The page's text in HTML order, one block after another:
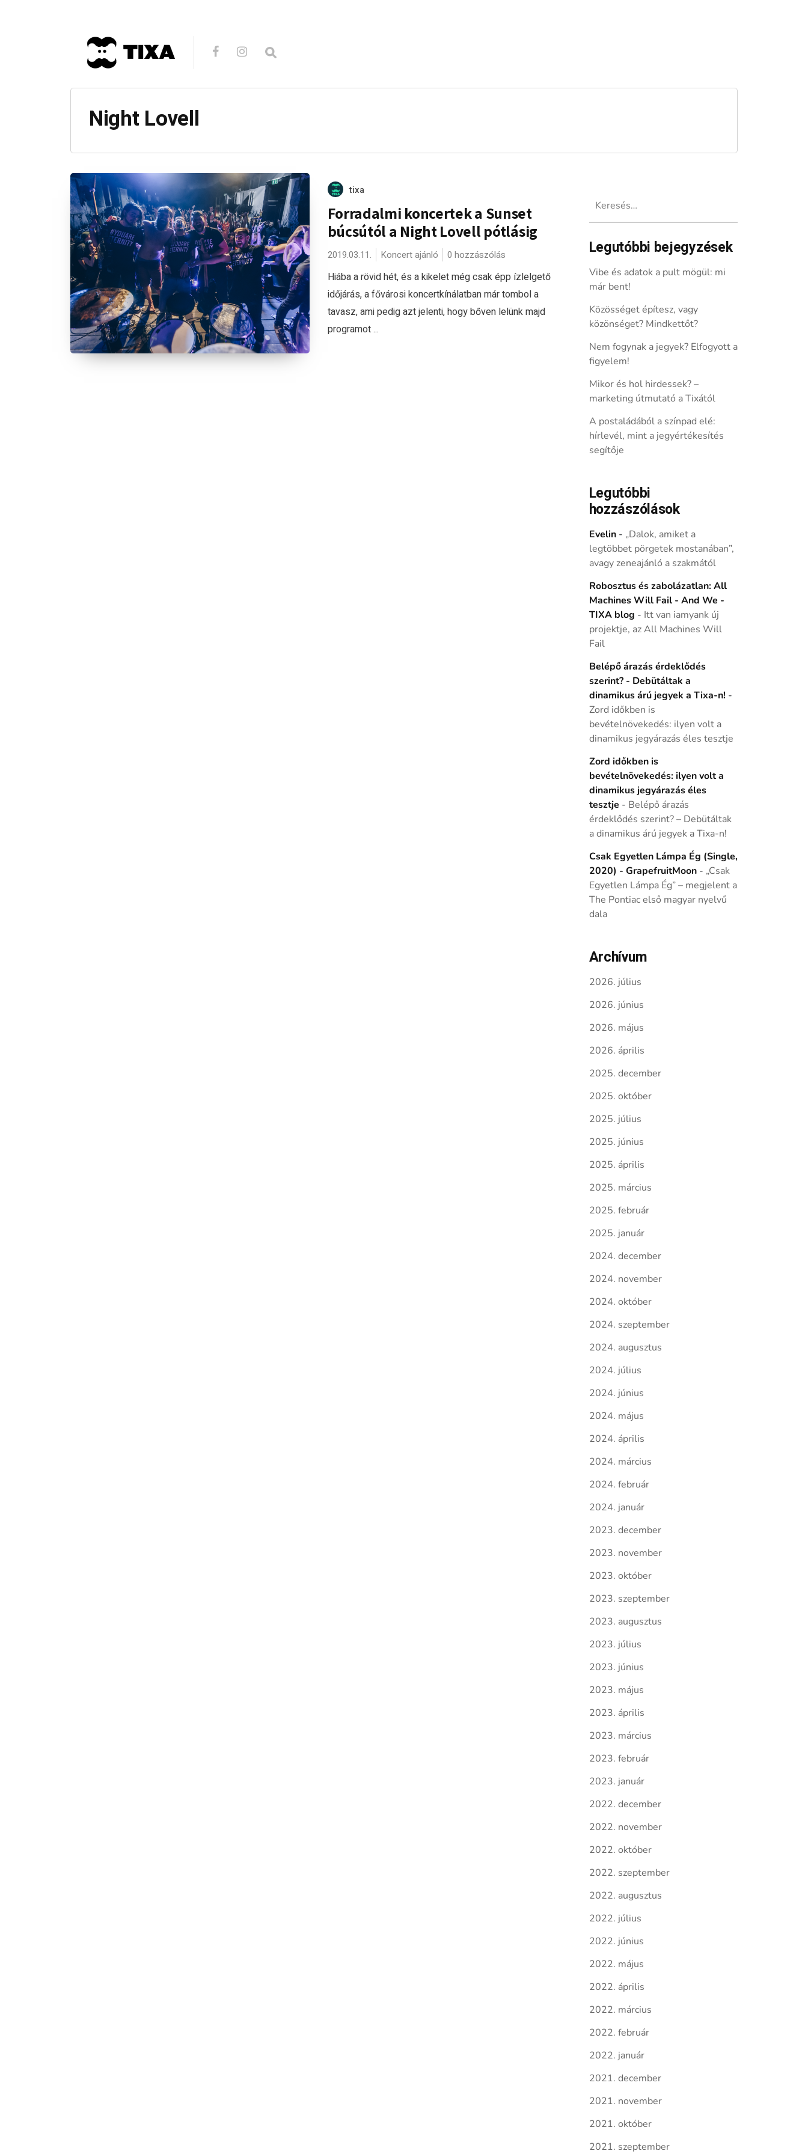
Night Lovell
tixa
Forradalmi koncertek a Sunset
búcsútól a Night Lovell pótlásig
2019.03.11. Koncert ajánló 0 hozzászólás
Hiába a rövid hét, és a kikelet még csak épp ízlelgető
időjárás, a fővárosi koncertkínálatban már tombol a
tavasz, ami pedig azt jelenti, hogy bőven lelünk majd
programot ...
Legutóbbi bejegyzések
Vibe és adatok a pult mögül: mi
már bent!
Közösséget építesz, vagy
közönséget? Mindkettőt?
Nem fogynak a jegyek? Elfogyott a
figyelem!
Mikor és hol hirdessek? –
marketing útmutató a Tixától
A postaládából a színpad elé:
hírlevél, mint a jegyértékesítés
segítője
Legutóbbi
hozzászólások
Evelin- „Dalok, amiket a
legtöbbet pörgetek mostanában”,
avagy zeneajánló a szakmától
Robosztus és zabolázatlan: All
Machines Will Fail - And We -
TIXA blog - Itt van iamyank új
projektje, az All Machines Will
Fail
Belépő árazás érdeklődés
szerint? - Debütáltak a
dinamikus árú jegyek a Tixa-n! -
Zord időkben is
bevételnövekedés: ilyen volt a
dinamikus jegyárazás éles tesztje
Zord időkben is
bevételnövekedés: ilyen volt a
dinamikus jegyárazás éles
tesztje - Belépő árazás
érdeklődés szerint? – Debütáltak
a dinamikus árú jegyek a Tixa-n!
Csak Egyetlen Lámpa Ég (Single,
2020) - GrapefruitMoon- „Csak
Egyetlen Lámpa Ég” – megjelent a
The Pontiac első magyar nyelvű
dala
Archívum
2026. július
2026. június
2026. május
2026. április
2025. december
2025. október
2025. július
2025. június
2025. április
2025. március
2025. február
2025. január
2024. december
2024. november
2024. október
2024. szeptember
2024. augusztus
2024. július
2024. június
2024. május
2024. április
2024. március
2024. február
2024. január
2023. december
2023. november
2023. október
2023. szeptember
2023. augusztus
2023. július
2023. június
2023. május
2023. április
2023. március
2023. február
2023. január
2022. december
2022. november
2022. október
2022. szeptember
2022. augusztus
2022. július
2022. június
2022. május
2022. április
2022. március
2022. február
2022. január
2021. december
2021. november
2021. október
2021. szeptember